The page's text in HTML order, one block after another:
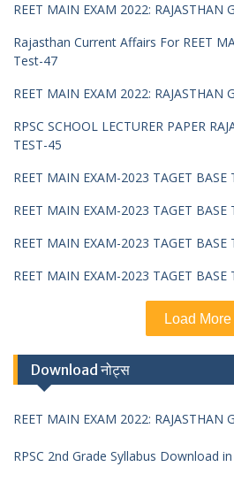
REET MAIN EXAM 2022: RAJASTHAN
Rajasthan Current Affairs For REET
Test-47
REET MAIN EXAM 2022: RAJASTHAN
RPSC SCHOOL LECTURER PAPER
TEST-45
REET MAIN EXAM-2023 TAGET BASE
REET MAIN EXAM-2023 TAGET BASE
REET MAIN EXAM-2023 TAGET BASE
REET MAIN EXAM-2023 TAGET BASE
Load More
Download नोट्स
REET MAIN EXAM 2022: RAJASTHAN
RPSC 2nd Grade Syllabus